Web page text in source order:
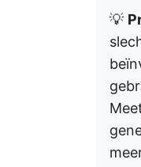
💡